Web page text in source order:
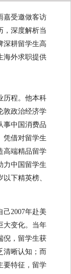
嘉受邀做客访
，深度解析当
深耕留学生高
海外求职提供
历程。他本科
敦政治经济学
事中国消费品
凭借对留学生
高端精品留学
力中国留学生
下精英榜、
2007年赴美
大变化。当年
倪，留学生获
清晰认知；而
要特征，留学